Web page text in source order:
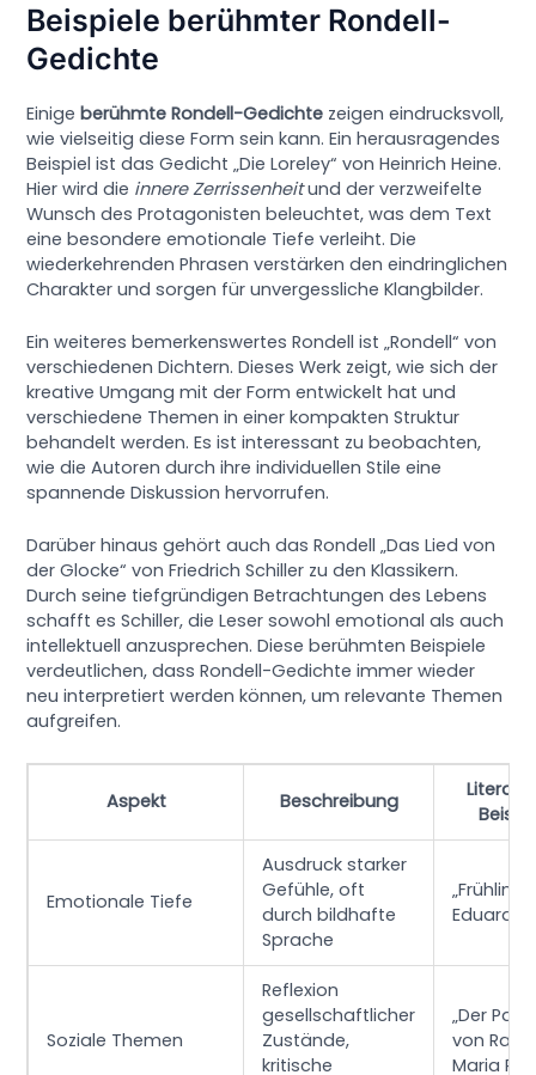
Beispiele berühmter Rondell-
Gedichte
Einigeberühmte Rondell-Gedichte zeigen eindrucksvoll,
wie vielseitig diese Form sein kann. Ein herausragendes
Beispiel ist das Gedicht „Die Loreley“ von Heinrich Heine.
Hier wird die innere Zerrissenheitund der verzweifelte
Wunsch des Protagonisten beleuchtet, was dem Text
eine besondere emotionale Tiefe verleiht. Die
wiederkehrenden Phrasen verstärken den eindringlichen
Charakter und sorgen für unvergessliche Klangbilder.
Ein weiteres bemerkenswertes Rondell ist „Rondell“ von
verschiedenen Dichtern. Dieses Werk zeigt, wie sich der
kreative Umgang mit der Form entwickelt hat und
verschiedene Themen in einer kompakten Struktur
behandelt werden. Es ist interessant zu beobachten,
wie die Autoren durch ihre individuellen Stile eine
spannende Diskussion hervorrufen.
Darüber hinaus gehört auch das Rondell „Das Lied von
der Glocke“ von Friedrich Schiller zu den Klassikern.
Durch seine tiefgründigen Betrachtungen des Lebens
schafft es Schiller, die Leser sowohl emotional als auch
intellektuell anzusprechen. Diese berühmten Beispiele
verdeutlichen, dass Rondell-Gedichte immer wieder
neu interpretiert werden können, um relevante Themen
aufgreifen.
Aspekt Beschreibung
Emotionale Tiefe
Ausdruck starker
Gefühle, oft
durch bildhafte
Sprache
Eduard
Soziale Themen
Reflexion
gesellschaftlicher
Zustände,
kritische
„Der
von
Maria